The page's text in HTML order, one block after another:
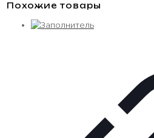
Похожие товары